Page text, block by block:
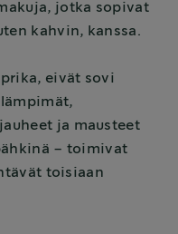
jotka sopivat
kahvin, kanssa.
eivät sovi
ja mausteet
– toimivat
toisiaan